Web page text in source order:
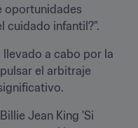
oportunidades
cuidado infantil?".
llevado a cabo por la
el arbitraje
Jean King 'Si